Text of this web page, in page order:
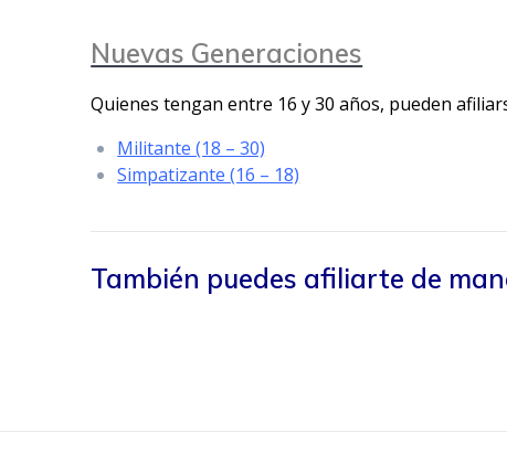
Nuevas Generaciones
Quienes tengan entre 16 y 30 años, pueden
Militante (18 – 30)
Simpatizante (16 – 18)
También puedes afiliarte de